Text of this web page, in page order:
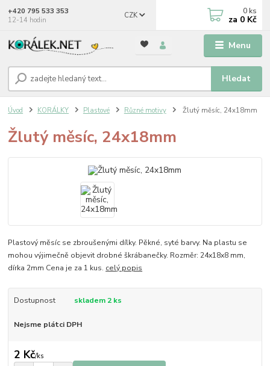
Menu
CZK
Hledat
+420 795 533 353
12-14 hodin
0 ks
za 0 Kč
Úvod KORÁLKY Plastové Různé motivy Žlutý měsíc, 24x18mm
Žlutý měsíc, 24x18mm
Plastový měsíc se zbroušenými dílky. Pěkné, syté barvy. Na plastu se
mohou výjimečně objevit drobné škrábanečky. Rozměr: 24x18x8 mm,
dírka 2mm Cena je za 1 kus. celý popis
Dostupnost skladem 2 ks
Nejsme plátci DPH
2 Kč/ks